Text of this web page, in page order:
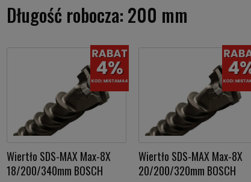
Długość robocza: 200 mm
Wiertło SDS-MAX Max-8X
18/200/340mm BOSCH
Wiertło SDS-MAX Max-8X
20/200/320mm BOSCH